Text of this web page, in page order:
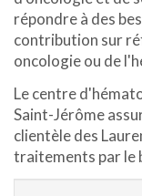
répondre à des
contribution sur
oncologie ou de
Le centre
Saint-Jérôme
clientèle des
traitements par le